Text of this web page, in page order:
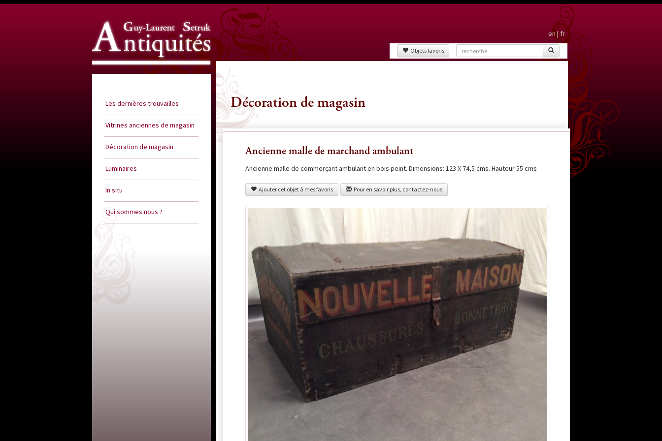
Les dernières trouvailles
Vitrines anciennes de magasin
Décoration de magasin
Luminaires
In situ
Qui sommes nous ?
en|fr
Objets favoris
Décoration de magasin
Ancienne malle de marchand ambulant
Ancienne malle de commerçant ambulant en bois peint. Dimensions: 123 X 74,5 cms. Hauteur 55 cms
Ajouter cet objet à mes favoris Pour en savoir plus, contactez-nous